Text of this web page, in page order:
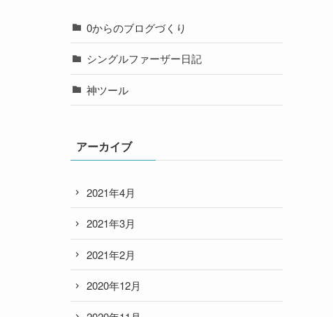
0からのブログづくり
シングルファーザー日記
神ツール
アーカイブ
2021年4月
2021年3月
2021年2月
2020年12月